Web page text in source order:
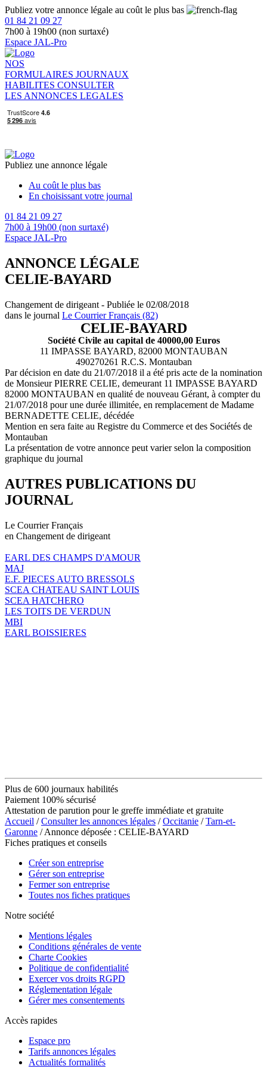
Publiez votre annonce légale au coût le plus bas
01 84 21 09 27
7h00 à 19h00 (non surtaxé)
Espace JAL-Pro
NOS
FORMULAIRES JOURNAUX
HABILITES CONSULTER
LES ANNONCES LEGALES
Publiez une annonce légale
Au coût le plus bas
En choisissant votre journal
01 84 21 09 27
7h00 à 19h00 (non surtaxé)
Espace JAL-Pro
ANNONCE LÉGALE
CELIE-BAYARD
Changement de dirigeant - Publiée le 02/08/2018
dans le journal Le Courrier Français (82)
CELIE-BAYARD
Société Civile au capital de 40000,00 Euros
11 IMPASSE BAYARD, 82000 MONTAUBAN
490270261 R.C.S. Montauban
Par décision en date du 21/07/2018 il a été pris acte de la nomination
de Monsieur PIERRE CELIE, demeurant 11 IMPASSE BAYARD
82000 MONTAUBAN en qualité de nouveau Gérant, à compter du
21/07/2018 pour une durée illimitée, en remplacement de Madame
BERNADETTE CELIE, décédée
Mention en sera faite au Registre du Commerce et des Sociétés de
Montauban
La présentation de votre annonce peut varier selon la composition
graphique du journal
AUTRES PUBLICATIONS DU
JOURNAL
Le Courrier Français
en Changement de dirigeant
EARL DES CHAMPS D'AMOUR
MAJ
E.F. PIECES AUTO BRESSOLS
SCEA CHATEAU SAINT LOUIS
SCEA HATCHERO
LES TOITS DE VERDUN
MBI
EARL BOISSIERES
Plus de 600 journaux habilités
Paiement 100% sécurisé
Attestation de parution pour le greffe immédiate et gratuite
Accueil /Consulter les annonces légales /Occitanie /Tarn-et-
Garonne / Annonce déposée : CELIE-BAYARD
Fiches pratiques et conseils
Créer son entreprise
Gérer son entreprise
Fermer son entreprise
Toutes nos fiches pratiques
Notre société
Mentions légales
Conditions générales de vente
Charte Cookies
Politique de confidentialité
Exercer vos droits RGPD
Réglementation légale
Gérer mes consentements
Accès rapides
Espace pro
Tarifs annonces légales
Actualités formalités